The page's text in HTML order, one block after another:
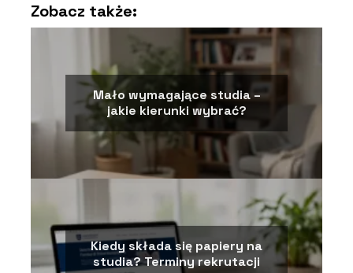
Zobacz także:
Mało wymagające studia –
jakie kierunki wybrać?
Kiedy składa się papiery na
studia? Terminy rekrutacji